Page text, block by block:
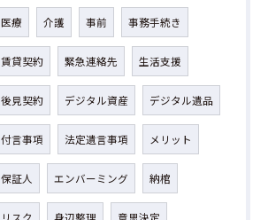
医療 介護 事前 事務手続き
賃貸契約 緊急連絡先 生活支援
後見契約 デジタル資産 デジタル遺品
付言事項 法定遺言事項 メリット
保証人 エンバーミング 納棺